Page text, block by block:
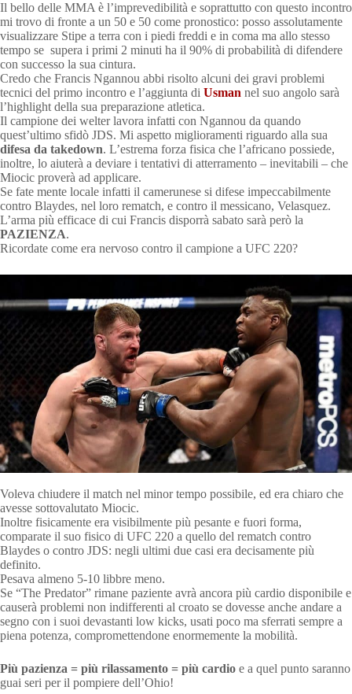
Il bello delle MMA è l’imprevedibilità e soprattutto con questo incontro
mi trovo di fronte a un 50 e 50 come pronostico: posso assolutamente
visualizzare Stipe a terra con i piedi freddi e in coma ma allo stesso
tempo se supera i primi 2 minuti ha il 90% di probabilità di difendere
con successo la sua cintura.
Credo che Francis Ngannou abbi risolto alcuni dei gravi problemi
tecnici del primo incontro e l’aggiunta di Usman nel suo angolo sarà
l’highlight della sua preparazione atletica.
Il campione dei welter lavora infatti con Ngannou da quando
quest’ultimo sfidò JDS. Mi aspetto miglioramenti riguardo alla sua
difesa da takedown. L’estrema forza fisica che l’africano possiede,
inoltre, lo aiuterà a deviare i tentativi di atterramento – inevitabili – che
Miocic proverà ad applicare.
Se fate mente locale infatti il camerunese si difese impeccabilmente
contro Blaydes, nel loro rematch, e contro il messicano, Velasquez.
L’arma più efficace di cui Francis disporrà sabato sarà però la
PAZIENZA.
Ricordate come era nervoso contro il campione a UFC 220?
Voleva chiudere il match nel minor tempo possibile, ed era chiaro che
avesse sottovalutato Miocic.
Inoltre fisicamente era visibilmente più pesante e fuori forma,
comparate il suo fisico di UFC 220 a quello del rematch contro
Blaydes o contro JDS: negli ultimi due casi era decisamente più
definito.
Pesava almeno 5-10 libbre meno.
Se “The Predator” rimane paziente avrà ancora più cardio disponibile e
causerà problemi non indifferenti al croato se dovesse anche andare a
segno con i suoi devastanti low kicks, usati poco ma sferrati sempre a
piena potenza, compromettendone enormemente la mobilità.
Più pazienza = più rilassamento = più cardio e a quel punto saranno
guai seri per il pompiere dell’Ohio!